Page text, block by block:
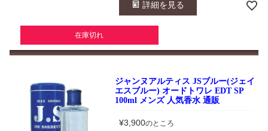
詳細を見る
在庫切れ
ジャンヌアルティス JSブルー(ジェイ
エスブルー) オードトワレ EDT SP
100ml メンズ 人気香水 通販
¥3,900のところ